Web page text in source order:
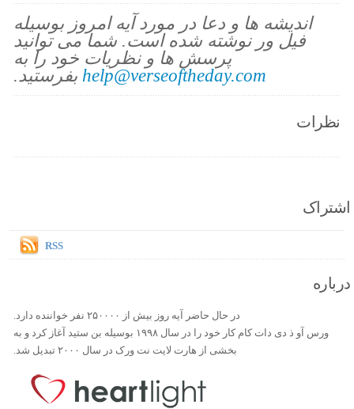
اندیشه ها و دعا در مورد آیه امروز بوسیله
فیل ور نوشته شده است. شما می توانید
پرسش ها و نظریات خود را به
help@verseoftheday.com بفرستید.
نظرات
اشتراک
RSS
درباره
در حال حاضر آیه روز بیش از ۲۵۰۰۰۰ نفر خواننده دارد.
ورس آو ذ دی دات کام کار خود را در سال ۱۹۹۸ بوسیله بن ستید آغاز کرد و به
بخشی از هارت لایت نت ورک در سال ۲۰۰۰ تبدیل شد.